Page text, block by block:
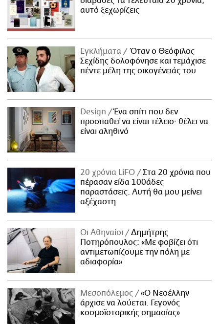
αυτό ξεχωρίζεις
Εγκλήματα
Όταν ο Θεόφιλος
Σεχίδης δολοφόνησε και τεμάχισε
πέντε μέλη της οικογένειάς του
Design
Ένα σπίτι που δεν
προσπαθεί να είναι τέλειο· θέλει να
είναι αληθινό
20 χρόνια LiFO
Στα 20 χρόνια που
πέρασαν είδα 100άδες
παραστάσεις. Αυτή θα μου μείνει
αξέχαστη
Οι Αθηναίοι
Δημήτρης
Ποτηρόπουλος: «Με φοβίζει ότι
αντιμετωπίζουμε την πόλη με
αδιαφορία»
Μεσοπόλεμος
«Ο Νεοέλλην
άρχισε να λούεται. Γεγονός
κοσμοϊστορικής σημασίας»